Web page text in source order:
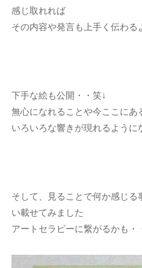
感じ取れれば
その内容や発言も上手く伝わる
下手な絵も公開・・笑↓
無心になれることや今ここにあ
いろいろな響きが現れるよう
そして、見ることで何か感じ
い載せてみました
アートセラピーに繋がるかも・